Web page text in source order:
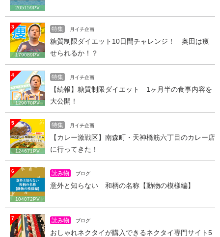
205159PV
3
179089PV
特集 月イチ企画
糖質制限ダイエット10日間チャレンジ！ 奥田は痩
せられるか！？
4
129070PV
特集 月イチ企画
【続報】糖質制限ダイエット 1ヶ月半の食事内容を
大公開！
5
124671PV
特集 月イチ企画
【カレー激戦区】南森町・天神橋筋六丁目のカレー店
に行ってきた！
6
104072PV
読み物 ブログ
意外と知らない 和柄の名称【動物の模様編】
7 読み物 ブログ
おしゃれネクタイが購入できるネクタイ専門サイト5